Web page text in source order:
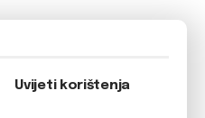
Uvijeti korištenja